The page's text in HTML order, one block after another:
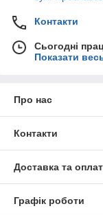
Контакти
Сьогодні
Показати
Про нас
Контакти
Доставка та
Графік роботи